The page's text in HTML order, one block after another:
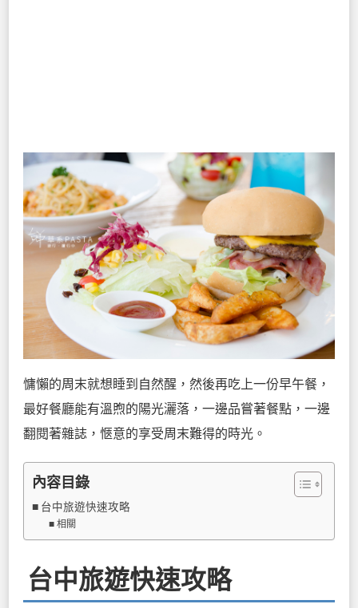
慵懶的周末就想睡到自然醒，然後再吃上一份早午餐，
最好餐廳能有溫煦的陽光灑落，一邊品嘗著餐點，一邊
翻閱著雜誌，愜意的享受周末難得的時光。
內容目錄
台中旅遊快速攻略
相關
台中旅遊快速攻略